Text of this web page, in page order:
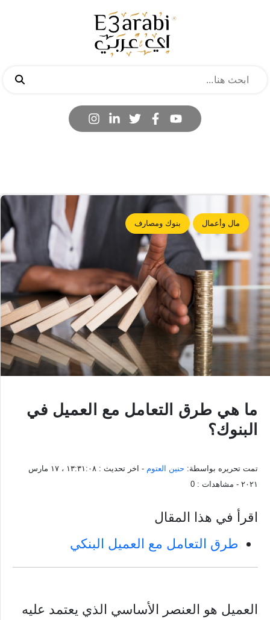
مال وأعمال بنوك ومصارف
ما هي طرق التعامل مع العميل في
البنوك؟
تمت تحريره بواسطة: حنين العتوم - اخر تحديث :
١٣:٣١:٠٨ ، ١٧ مارس
٢٠٢١ - مشاهدات : 0
اقرأ في هذا المقال
طرق التعامل مع العميل البنكي
العميل هو العنصر الأساسي الذي يعتمد عليه